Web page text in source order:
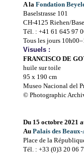
A la Fondation
Baselstrasse 101
CH-4125 Riehen/
Tél. : +41 61 645 97
Tous les jours
Visuels :
FRANCISCO DE
huile sur toile
95 x 190 cm
Museo Nacional del
© Photographic
Du 15 octobre 2021
Au Palais des
Place de la
Tél. : +33 (0)3 20 06